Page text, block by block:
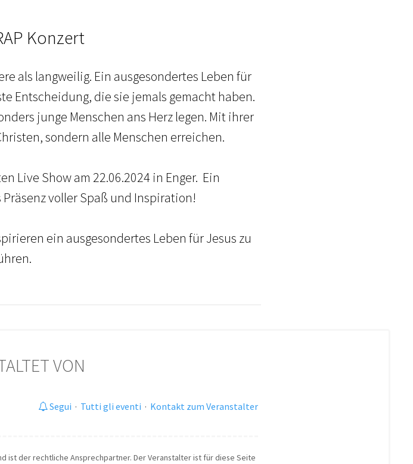
Konzert
als langweilig. Ein ausgesondertes Leben für
Entscheidung, die sie jemals gemacht haben.
junge Menschen ans Herz legen. Mit ihrer
sondern alle Menschen erreichen.
Live Show am 22.06.2024 in Enger. Ein
voller Spaß und Inspiration!
ein ausgesondertes Leben für Jesus zu
VON
Segui · Tutti gli eventi · Kontakt zum Veranstalter
ist der rechtliche Ansprechpartner. Der Veranstalter ist für diese Seite